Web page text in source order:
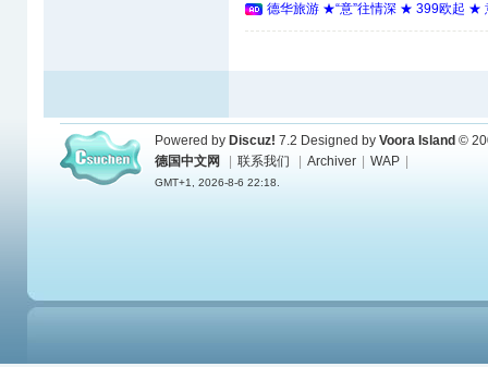
德华旅游 ★“意”往情深 ★ 399欧起 ★
Powered by Discuz! 7.2 Designed by Voora Island ©
德国中文网
联系我们 Archiver WAP
GMT+1, 2026-8-6 22:18.